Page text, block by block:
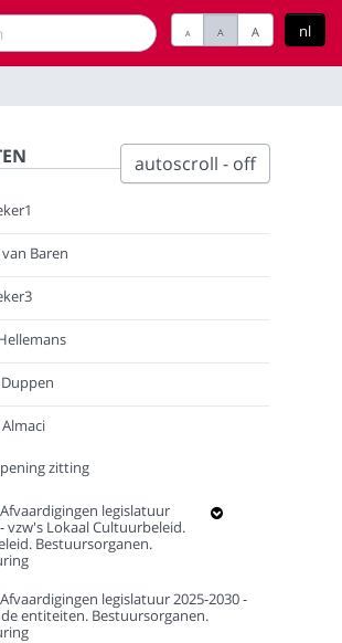
nl
A A A
autoscroll - off
Baren
zitting
legislatuur
vzw's Lokaal Cultuurbeleid.
Bestuursorganen.
legislatuur 2025-2030 -
entiteiten. Bestuursorganen.